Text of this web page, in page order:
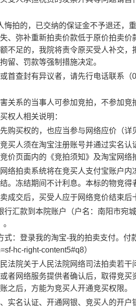
悔拍的，已交纳的保证金不予退还，
、弥补重新拍卖价款低于原价拍卖
不足的，我院将责令原买受人补交
留、罚款等强制措施决定。
首查封有异议者，请先行电话联系（
关系的当事人可参加竞拍，不参加
权人相关说明：
购买权的，也应当参与网络应价（
买人须在淘宝注册账号并通过实名
价页面内的《竞拍须知》及淘宝网
络拍卖系统将在竞买人支付宝账户
。冻结期间不计利息。本标的物竞
成交后，买受人应于网络竞价结束
行汇款到本院账户
（户名：南阳市宛
： 登录我的淘宝-我的拍卖支付。 付
hc-right-content5#q8）
法院关于人民法院网络司法拍卖若
者网络服务提供者确认后，取得竞
之后，方能为竞买人开通竞买权限。
实名认证、开通网银、竞买人的开